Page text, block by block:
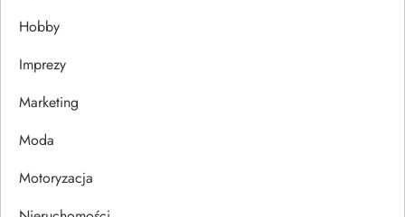
a
w
p
Hobby
Imprezy
Marketing
Moda
Motoryzacja